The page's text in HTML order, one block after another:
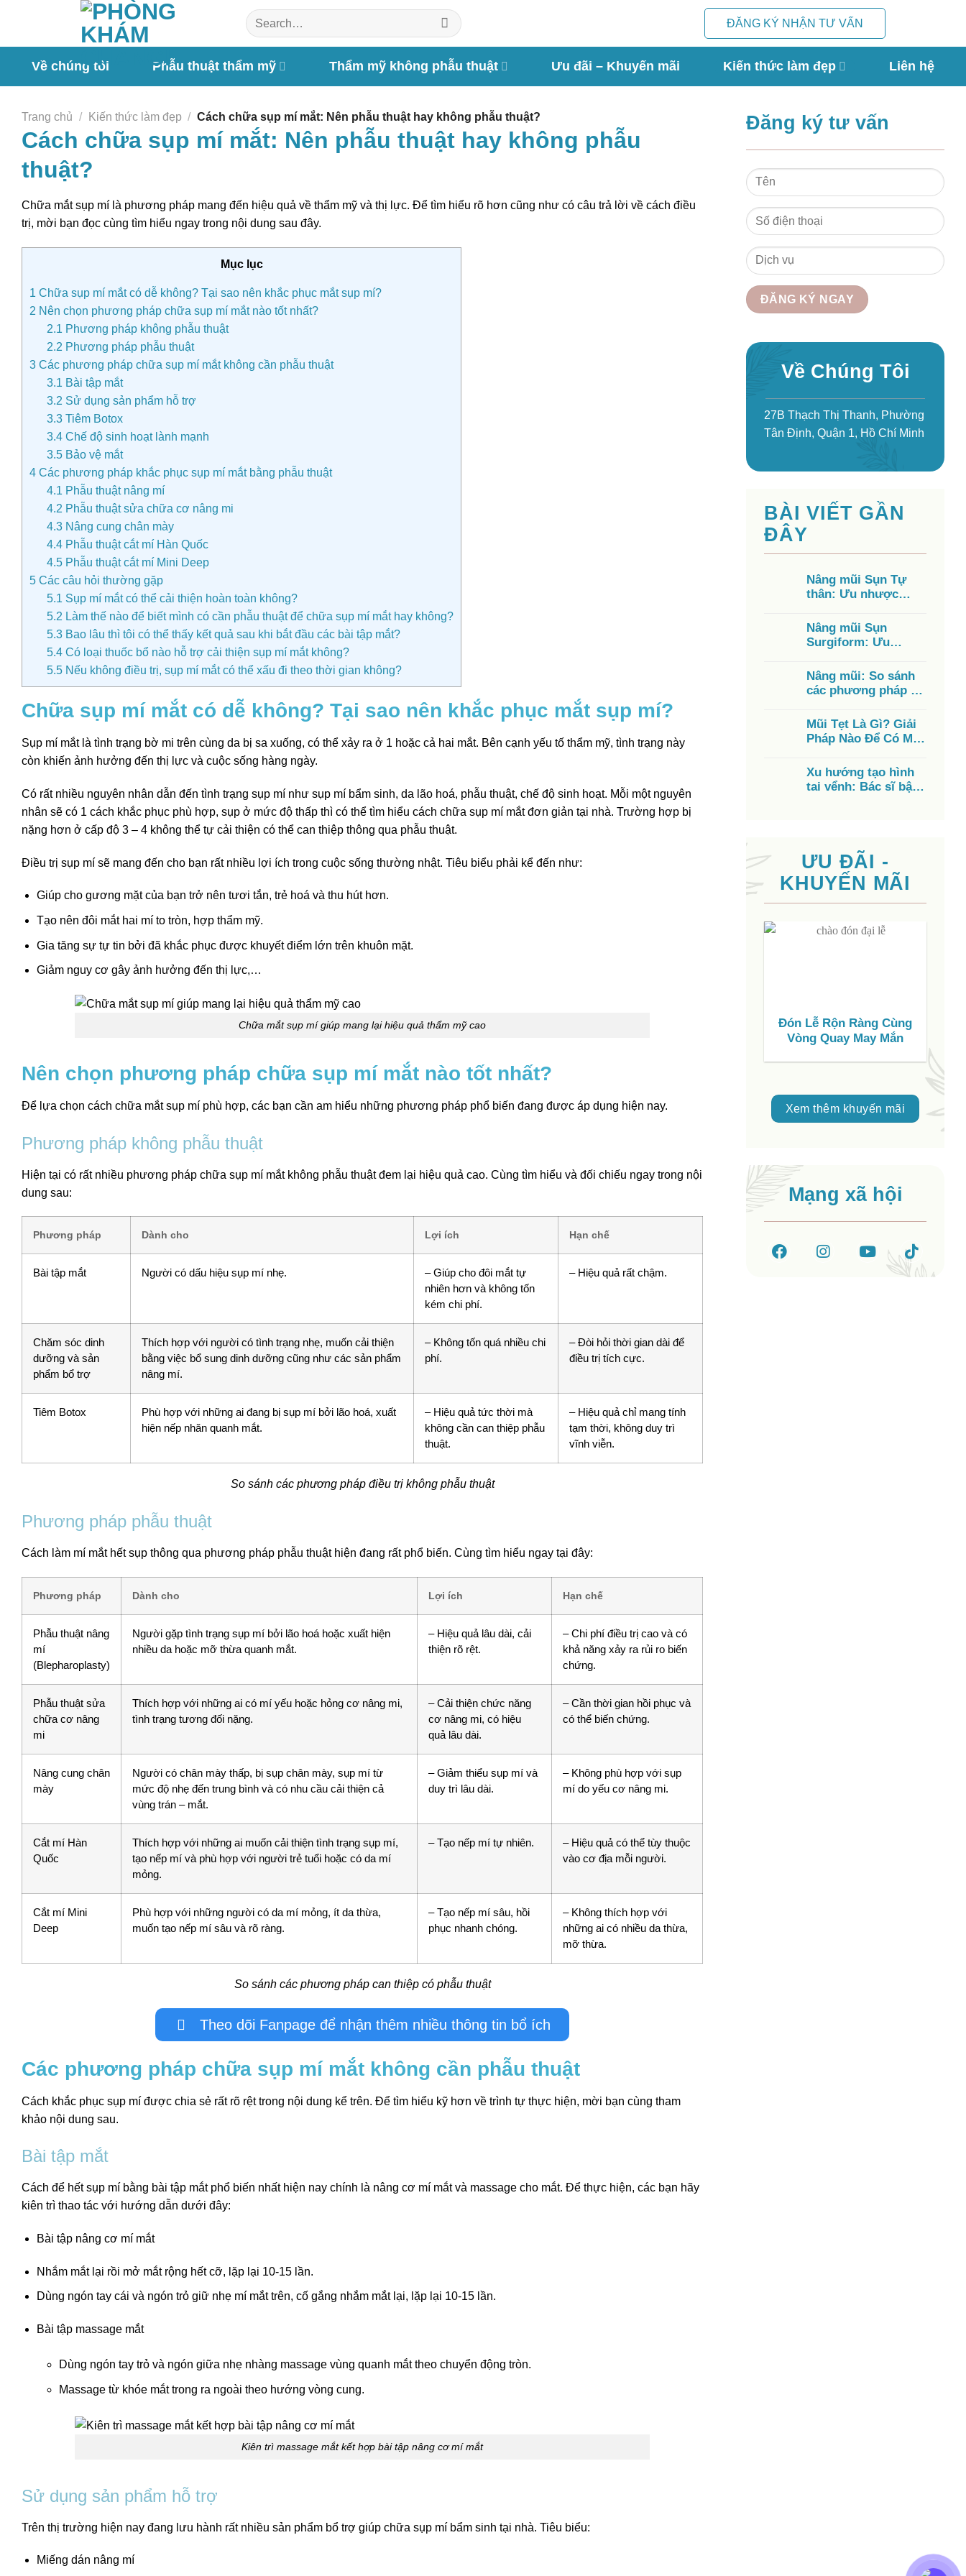
nội
ĐĂNG KÝ NHẬN TƯ VẤN
Về chúng tôi Phẫu thuật thẩm mỹ Thẩm mỹ không phẫu thuật Ưu đãi – Khuyến mãi Kiến thức làm đẹp Liên hệ
Trang chủ / Kiến thức làm đẹp / Cách chữa sụp mí mắt: Nên phẫu thuật hay không phẫu thuật?
Cách chữa sụp mí mắt: Nên phẫu thuật hay không phẫu
thuật?
Chữa mắt sụp mí là phương pháp mang đến hiệu quả về thẩm mỹ và thị lực. Để tìm hiểu rõ hơn cũng như có câu trả lời về cách điều
trị, mời bạn đọc cùng tìm hiểu ngay trong nội dung sau đây.
Mục lục
1 Chữa sụp mí mắt có dễ không? Tại sao nên khắc phục mắt sụp mí?
2 Nên chọn phương pháp chữa sụp mí mắt nào tốt nhất?
2.1 Phương pháp không phẫu thuật
2.2 Phương pháp phẫu thuật
3 Các phương pháp chữa sụp mí mắt không cần phẫu thuật
3.1 Bài tập mắt
3.2 Sử dụng sản phẩm hỗ trợ
3.3 Tiêm Botox
3.4 Chế độ sinh hoạt lành mạnh
3.5 Bảo vệ mắt
4 Các phương pháp khắc phục sụp mí mắt bằng phẫu thuật
4.1 Phẫu thuật nâng mí
4.2 Phẫu thuật sửa chữa cơ nâng mi
4.3 Nâng cung chân mày
4.4 Phẫu thuật cắt mí Hàn Quốc
4.5 Phẫu thuật cắt mí Mini Deep
5 Các câu hỏi thường gặp
5.1 Sụp mí mắt có thể cải thiện hoàn toàn không?
5.2 Làm thế nào để biết mình có cần phẫu thuật để chữa sụp mí mắt hay không?
5.3 Bao lâu thì tôi có thể thấy kết quả sau khi bắt đầu các bài tập mắt?
5.4 Có loại thuốc bổ nào hỗ trợ cải thiện sụp mí mắt không?
5.5 Nếu không điều trị, sụp mí mắt có thể xấu đi theo thời gian không?
Chữa sụp mí mắt có dễ không? Tại sao nên khắc phục mắt sụp mí?
Sụp mí mắt là tình trạng bờ mi trên cùng da bị sa xuống, có thể xảy ra ở 1 hoặc cả hai mắt. Bên cạnh yếu tố thẩm mỹ, tình trạng này
còn khiến ảnh hưởng đến thị lực và cuộc sống hàng ngày.
Có rất nhiều nguyên nhân dẫn đến tình trạng sụp mí như sụp mí bẩm sinh, da lão hoá, phẫu thuật, chế độ sinh hoạt. Mỗi một nguyên
nhân sẽ có 1 cách khắc phục phù hợp, sụp ở mức độ thấp thì có thể tìm hiểu cách chữa sụp mí mắt đơn giản tại nhà. Trường hợp bị
nặng hơn ở cấp độ 3 – 4 không thể tự cải thiện có thể can thiệp thông qua phẫu thuật.
Điều trị sụp mí sẽ mang đến cho bạn rất nhiều lợi ích trong cuộc sống thường nhật. Tiêu biểu phải kể đến như:
Giúp cho gương mặt của bạn trở nên tươi tắn, trẻ hoá và thu hút hơn.
Tạo nên đôi mắt hai mí to tròn, hợp thẩm mỹ.
Gia tăng sự tự tin bởi đã khắc phục được khuyết điểm lớn trên khuôn mặt.
Giảm nguy cơ gây ảnh hưởng đến thị lực,…
Chữa mắt sụp mí giúp mang lại hiệu quả thẩm mỹ cao
Nên chọn phương pháp chữa sụp mí mắt nào tốt nhất?
Để lựa chọn cách chữa mắt sụp mí phù hợp, các bạn cần am hiểu những phương pháp phổ biến đang được áp dụng hiện nay.
Phương pháp không phẫu thuật
Hiện tại có rất nhiều phương pháp chữa sụp mí mắt không phẫu thuật đem lại hiệu quả cao. Cùng tìm hiểu và đối chiếu ngay trong nội
dung sau:
Phương pháp Dành cho Lợi ích Hạn chế
Bài tập mắt Người có dấu hiệu sụp mí nhẹ.
– Giúp cho đôi mắt tự
nhiên hơn và không tốn
kém chi phí.
– Hiệu quả rất chậm.
Chăm sóc dinh
dưỡng và sản
phẩm bổ trợ
Thích hợp với người có tình trạng nhẹ, muốn cải thiện
bằng việc bổ sung dinh dưỡng cũng như các sản phẩm
nâng mí.
– Không tốn quá nhiều chi
phí.
– Đòi hỏi thời gian dài để
điều trị tích cực.
Tiêm Botox
Phù hợp với những ai đang bị sụp mí bởi lão hoá, xuất
hiện nếp nhăn quanh mắt.
– Hiệu quả tức thời mà
không cần can thiệp phẫu
thuật.
– Hiệu quả chỉ mang tính
tạm thời, không duy trì
vĩnh viễn.
So sánh các phương pháp điều trị không phẫu thuật
Phương pháp phẫu thuật
Cách làm mí mắt hết sụp thông qua phương pháp phẫu thuật hiện đang rất phổ biến. Cùng tìm hiểu ngay tại đây:
Phương pháp Dành cho Lợi ích Hạn chế
Phẫu thuật nâng
mí
(Blepharoplasty)
Người gặp tình trạng sụp mí bởi lão hoá hoặc xuất hiện
nhiều da hoặc mỡ thừa quanh mắt.
– Hiệu quả lâu dài, cải
thiện rõ rệt.
– Chi phí điều trị cao và có
khả năng xảy ra rủi ro biến
chứng.
Phẫu thuật sửa
chữa cơ nâng
mi
Thích hợp với những ai có mí yếu hoặc hỏng cơ nâng mi,
tình trạng tương đối nặng.
– Cải thiện chức năng
cơ nâng mi, có hiệu
quả lâu dài.
– Cần thời gian hồi phục và
có thể biến chứng.
Nâng cung chân
mày
Người có chân mày thấp, bị sụp chân mày, sụp mí từ
mức độ nhẹ đến trung bình và có nhu cầu cải thiện cả
vùng trán – mắt.
– Giảm thiểu sụp mí và
duy trì lâu dài.
– Không phù hợp với sụp
mí do yếu cơ nâng mi.
Cắt mí Hàn
Quốc
Thích hợp với những ai muốn cải thiện tình trạng sụp mí,
tạo nếp mí và phù hợp với người trẻ tuổi hoặc có da mí
mỏng.
– Tạo nếp mí tự nhiên.
– Hiệu quả có thể tùy thuộc
vào cơ địa mỗi người.
Cắt mí Mini
Deep
Phù hợp với những người có da mí mỏng, ít da thừa,
muốn tạo nếp mí sâu và rõ ràng.
– Tạo nếp mí sâu, hồi
phục nhanh chóng.
– Không thích hợp với
những ai có nhiều da thừa,
mỡ thừa.
So sánh các phương pháp can thiệp có phẫu thuật
Theo dõi Fanpage để nhận thêm nhiều thông tin bổ ích
Các phương pháp chữa sụp mí mắt không cần phẫu thuật
Cách khắc phục sụp mí được chia sẻ rất rõ rệt trong nội dung kể trên. Để tìm hiểu kỹ hơn về trình tự thực hiện, mời bạn cùng tham
khảo nội dung sau.
Bài tập mắt
Cách để hết sụp mí bằng bài tập mắt phổ biến nhất hiện nay chính là nâng cơ mí mắt và massage cho mắt. Để thực hiện, các bạn hãy
kiên trì thao tác với hướng dẫn dưới đây:
Bài tập nâng cơ mí mắt
Nhắm mắt lại rồi mở mắt rộng hết cỡ, lặp lại 10-15 lần.
Dùng ngón tay cái và ngón trỏ giữ nhẹ mí mắt trên, cố gắng nhắm mắt lại, lặp lại 10-15 lần.
Bài tập massage mắt
Dùng ngón tay trỏ và ngón giữa nhẹ nhàng massage vùng quanh mắt theo chuyển động tròn.
Massage từ khóe mắt trong ra ngoài theo hướng vòng cung.
Kiên trì massage mắt kết hợp bài tập nâng cơ mí mắt
Sử dụng sản phẩm hỗ trợ
Trên thị trường hiện nay đang lưu hành rất nhiều sản phẩm bổ trợ giúp chữa sụp mí bẩm sinh tại nhà. Tiêu biểu:
Miếng dán nâng mí
Đăng ký tư vấn
Về Chúng Tôi
27B Thạch Thị Thanh, Phường
Tân Định, Quận 1, Hồ Chí Minh
BÀI VIẾT GẦN
ĐÂY
Nâng mũi Sụn Tự
thân: Ưu nhược
không?
Nâng mũi Sụn
Surgiform: Ưu
có tốt không?
Nâng mũi: So sánh
các phương pháp từ
điểm
Mũi Tẹt Là Gì? Giải
Pháp Nào Để Có Mũi
Xu hướng tạo hình
tai vểnh: Bác sĩ bật
ƯU ĐÃI -
KHUYẾN MÃI
Đón Lễ Rộn Ràng Cùng
Vòng Quay May Mắn
Xem thêm khuyến mãi
Mạng xã hội